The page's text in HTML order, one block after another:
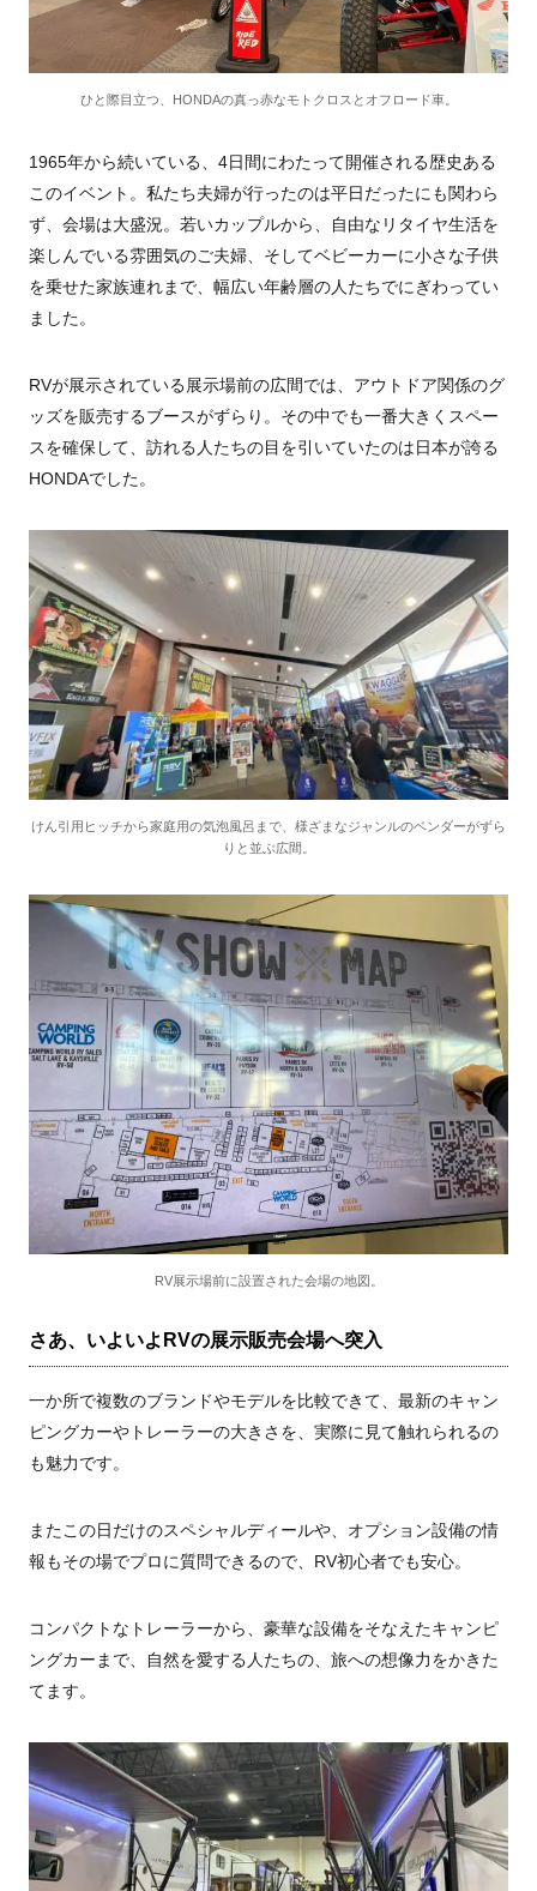
ひと際目立つ、HONDAの真っ赤なモトクロスとオフロード車。
1965年から続いている、4日間にわたって開催される歴史ある
このイベント。私たち夫婦が行ったのは平日だったにも関わら
ず、会場は大盛況。若いカップルから、自由なリタイヤ生活を
楽しんでいる雰囲気のご夫婦、そしてベビーカーに小さな子供
を乗せた家族連れまで、幅広い年齢層の人たちでにぎわってい
ました。
RVが展示されている展示場前の広間では、アウトドア関係のグ
ッズを販売するブースがずらり。その中でも一番大きくスペー
スを確保して、訪れる人たちの目を引いていたのは日本が誇る
HONDAでした。
けん引用ヒッチから家庭用の気泡風呂まで、様ざまなジャンルのベンダーがずら
りと並ぶ広間。
RV展示場前に設置された会場の地図。
さあ、いよいよRVの展示販売会場へ突入
一か所で複数のブランドやモデルを比較できて、最新のキャン
ピングカーやトレーラーの大きさを、実際に見て触れられるの
も魅力です。
またこの日だけのスペシャルディールや、オプション設備の情
報もその場でプロに質問できるので、RV初心者でも安心。
コンパクトなトレーラーから、豪華な設備をそなえたキャンピ
ングカーまで、自然を愛する人たちの、旅への想像力をかきた
てます。